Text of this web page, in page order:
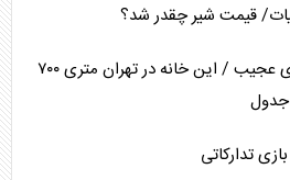
قیمت شیر چقدر شد؟
خرید آپارتمان با قیمت‌های عجیب / این خانه در تهران متری ۷۰۰
جدول
تدارکاتی